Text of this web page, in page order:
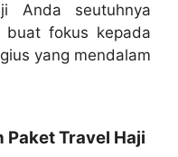
Anda seutuhnya
buat fokus kepada
yang mendalam
Paket Travel Haji